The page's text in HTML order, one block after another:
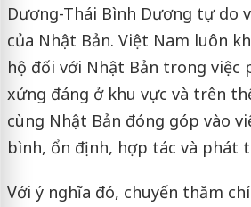
Dương-Thái Bình Dương tự do
của Nhật Bản. Việt Nam luôn
hộ đối với Nhật Bản trong việc
xứng đáng ở khu vực và trên
cùng Nhật Bản đóng góp vào
bình, ổn định, hợp tác và phát
Với ý nghĩa đó, chuyến thăm